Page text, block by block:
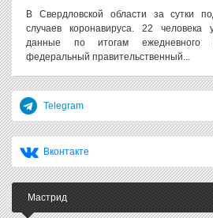
В Свердловской области за сутки
случаев коронавируса. 22 человека
данные по итогам ежедневного
федеральный правительственный...
Telegram
Вконтакте
Мастрид